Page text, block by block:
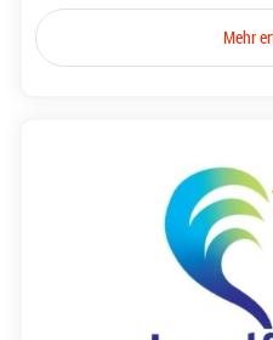
Mehr